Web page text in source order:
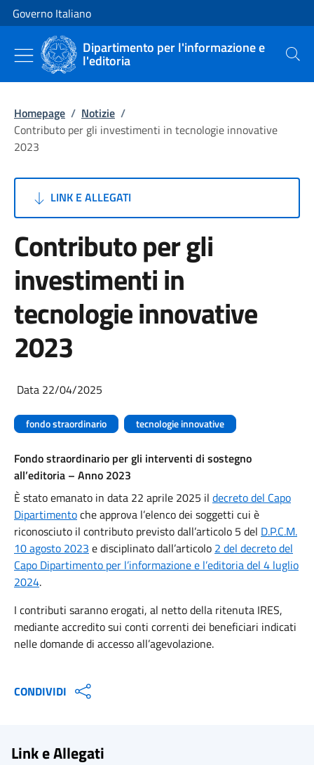
Vai al contenuto
Vai alla navigazione del sito
Governo Italiano
Dipartimento per l'informazione e
l'editoria Cerca
Homepage / Notizie /
Contributo per gli investimenti in tecnologie innovative
2023
LINK E ALLEGATI
Contributo per gli
investimenti in
tecnologie innovative
2023
Data 22/04/2025
fondo straordinario tecnologie innovative
Fondo straordinario per gli interventi di sostegno
all’editoria – Anno 2023
È stato emanato in data 22 aprile 2025 il decreto del Capo
Dipartimentoche approva l’elenco dei soggetti cui è
riconosciuto il contributo previsto dall’articolo 5 del D.P.C.M.
10 agosto 2023 e disciplinato dall’articolo 2 del decreto del
Capo Dipartimento per l’informazione e l’editoria del 4 luglio
2024.
I contributi saranno erogati, al netto della ritenuta IRES,
mediante accredito sui conti correnti dei beneficiari indicati
nelle domande di accesso all’agevolazione.
CONDIVIDI
Link e Allegati